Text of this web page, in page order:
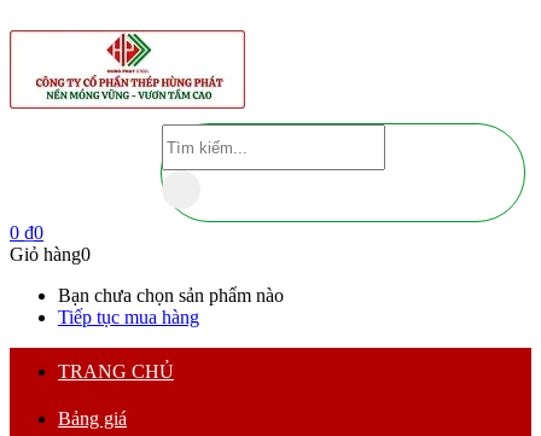
0 ₫0
Giỏ hàng0
Bạn chưa chọn sản phẩm nào
Tiếp tục mua hàng
TRANG CHỦ
Bảng giá